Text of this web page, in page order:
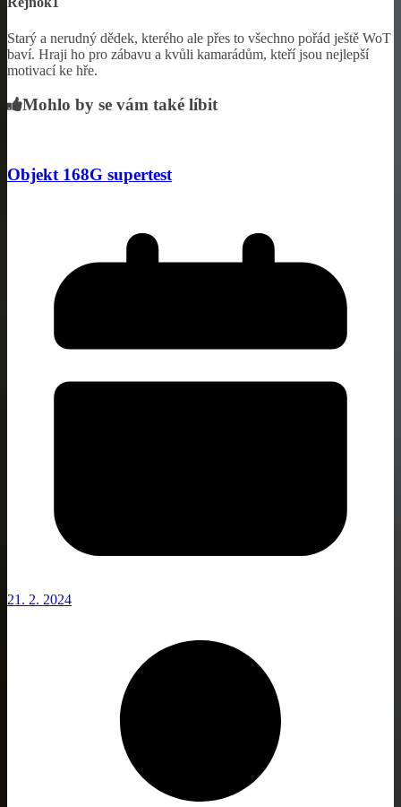
Starý a nerudný dědek, kterého ale přes to všechno pořád ještě WoT
baví. Hraji ho pro zábavu a kvůli kamarádům, kteří jsou nejlepší
motivací ke hře.
Mohlo by se vám také líbit
Objekt 168G supertest
21. 2. 2024